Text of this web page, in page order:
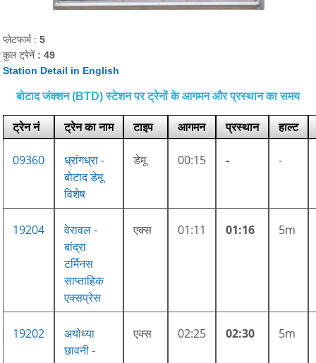
प्लेटफार्म :5
कुल ट्रेनें : 49
Station Detail in English
बोटाद जंक्शन (BTD) स्टेशन पर ट्रेनों के आगमन और प्रस्थान का समय
ट्रेन नं ट्रेन का नाम टाइप आगमन प्रस्थान हाल्ट
09360
ध्रांगध्रा -
बोटाद डेमू
विशेष
डेमू 00:15 - -
19204
वेरावल -
बांद्रा
टर्मिनस
साप्ताहिक
एक्सप्रेस
एक्स 01:11 01:16 5m
19202
अयोध्या
छावनी -
एक्स 02:25 02:30 5m